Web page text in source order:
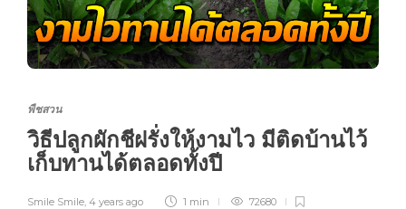
พืชสวน
วิธีปลูกผักชีฝรั่งให้งามไว มีติดบ้านไว้
เก็บทานได้ตลอดทั้งปี
Smile Smile 4 years ago 1 min 72680